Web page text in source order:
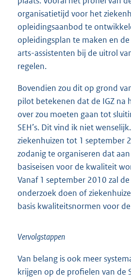
organisatietijd voor het
opleidingsaanbod te
opleidingsplan te maken en
arts-assistenten bij de uitrol
regelen.
Bovendien zou dit op grond
pilot betekenen dat de IGZ na
over zou moeten gaan tot
SEH’s. Dit vind ik niet
ziekenhuizen tot 1 september
zodanig te organiseren dat
basiseisen voor de kwaliteit
Vanaf 1 september 2010 zal
onderzoek doen of
basis kwaliteitsnormen voor de
Vervolgstappen
Van belang is ook meer
krijgen op de profielen van de